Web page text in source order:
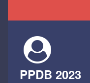
PPDB 2023